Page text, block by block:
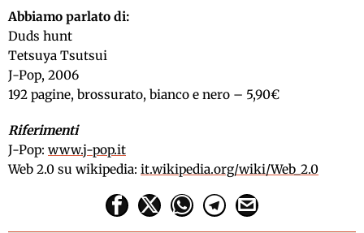
Abbiamo parlato di:
Duds hunt
Tetsuya Tsutsui
J-Pop, 2006
192 pagine, brossurato, bianco e nero – 5,90€
Riferimenti
J-Pop: www.j-pop.it
Web 2.0 su wikipedia: it.wikipedia.org/wiki/Web_2.0